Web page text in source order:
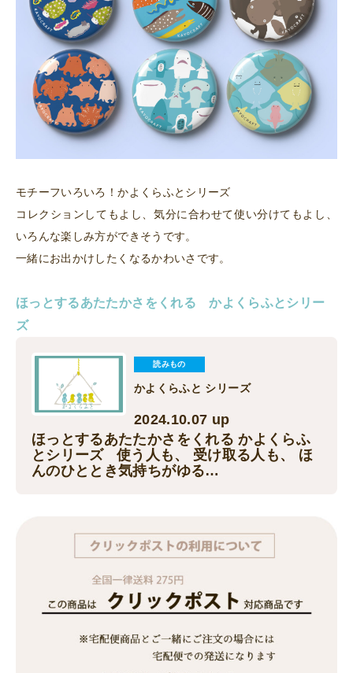
モチーフいろいろ！かよくらふとシリーズ
コレクションしてもよし、気分に合わせて使い分けてもよし、
いろんな楽しみ方ができそうです。
一緒にお出かけしたくなるかわいさです。
ほっとするあたたかさをくれるかよくらふとシリー
ズ
読みもの
かよくらふと シリーズ
2024.10.07 up
ほっとするあたたかさをくれる かよくらふ
とシリーズ 使う人も、 受け取る人も、 ほ
んのひととき気持ちがゆる…